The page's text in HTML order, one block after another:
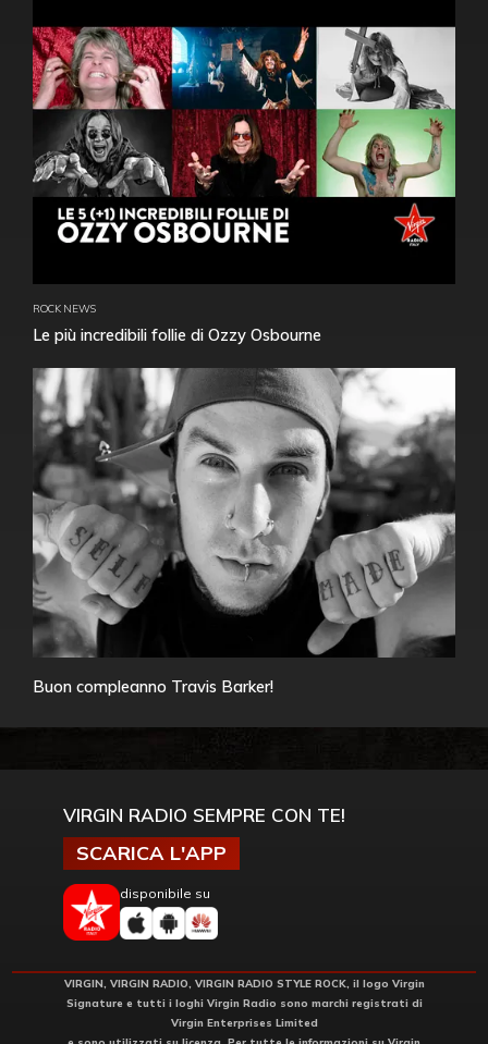
ROCK NEWS
Le più incredibili follie di Ozzy Osbourne
Buon compleanno Travis Barker!
VIRGIN RADIO SEMPRE CON TE!
SCARICA L'APP
disponibile su
VIRGIN, VIRGIN RADIO, VIRGIN RADIO STYLE ROCK, il logo Virgin
Signature e tutti i loghi Virgin Radio sono marchi registrati di
Virgin Enterprises Limited